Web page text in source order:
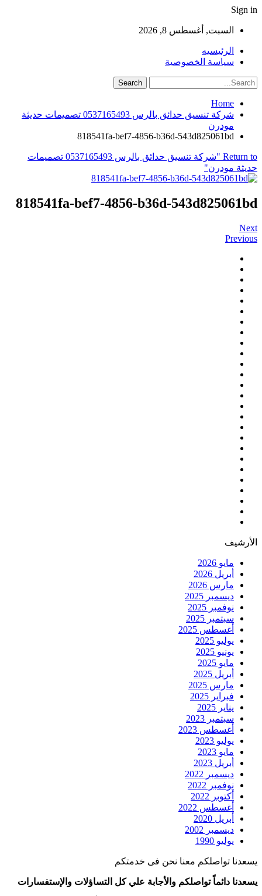
Sign in
السبت, أغسطس 8, 2026
الرئيسيه
سياسة الخصوصية
Home
شركة تنسيق حدائق بالرس 0537165493 تصميمات حديثة
مودرن
818541fa-bef7-4856-b36d-543d825061bd
Return to "شركة تنسيق حدائق بالرس 0537165493 تصميمات
حديثة مودرن"
818541fa-bef7-4856-b36d-543d825061bd
Next
Previous
الأرشيف
مايو 2026
أبريل 2026
مارس 2026
ديسمبر 2025
نوفمبر 2025
سبتمبر 2025
أغسطس 2025
يوليو 2025
يونيو 2025
مايو 2025
أبريل 2025
مارس 2025
فبراير 2025
يناير 2025
سبتمبر 2023
أغسطس 2023
يوليو 2023
مايو 2023
أبريل 2023
ديسمبر 2022
نوفمبر 2022
أكتوبر 2022
أغسطس 2022
أبريل 2020
ديسمبر 2002
يوليو 1990
يسعدنا تواصلكم معنا نحن فى خدمتكم
يسعدنا دائماً تواصلكم والأجابة علي كل التساؤلات والإستفسارات